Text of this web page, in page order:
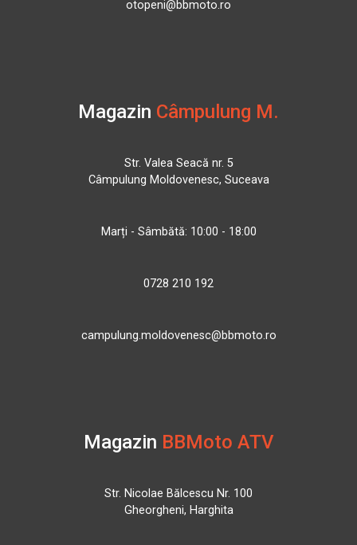
otopeni@bbmoto.ro
Magazin Câmpulung M.
Str. Valea Seacă nr. 5
Câmpulung Moldovenesc, Suceava
Marți - Sâmbătă: 10:00 - 18:00
0728 210 192
campulung.moldovenesc@bbmoto.ro
Magazin BBMoto ATV
Str. Nicolae Bălcescu Nr. 100
Gheorgheni, Harghita